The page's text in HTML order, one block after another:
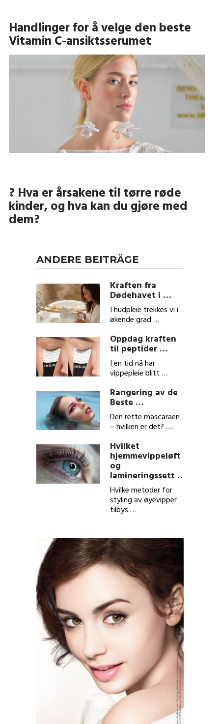
Handlinger for å velge den beste
Vitamin C-ansiktsserumet
? Hva er årsakene til tørre røde
kinder, og hva kan du gjøre med
dem?
ANDERE BEITRÄGE
Kraften fra
Dødehavet i …
I hudpleie trekkes vi i
økende grad …
Oppdag kraften
til peptider …
I en tid nå har
vippepleie blitt …
Rangering av de
Beste …
Den rette mascaraen
– hvilken er det? …
Hvilket
hjemmevippeløft
og
lamineringssett …
Hvilke metoder for
styling av øyevipper
tilbys …